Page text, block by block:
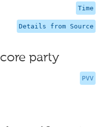
Time
Details from Source
party
PVV